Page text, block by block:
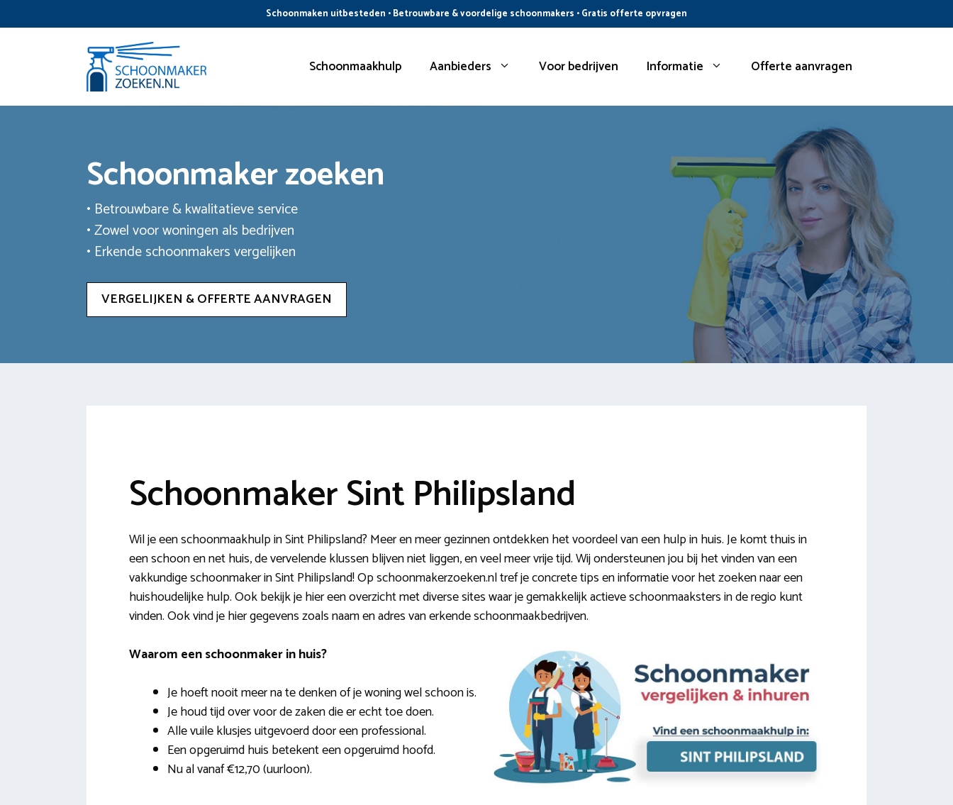
naar
Schoonmaken uitbesteden • Betrouwbare & voordelige schoonmakers • Gratis offerte opvragen
Schoonmaakhulp Aanbieders Voor bedrijven Informatie Offerte aanvragen
Schoonmaker zoeken
• Betrouwbare & kwalitatieve service
• Zowel voor woningen als bedrijven
• Erkende schoonmakers vergelijken
VERGELIJKEN & OFFERTE AANVRAGEN
Schoonmaker Sint Philipsland
Wil je een schoonmaakhulp in Sint Philipsland? Meer en meer gezinnen ontdekken het voordeel van een hulp in huis. Je komt thuis in
een schoon en net huis, de vervelende klussen blijven niet liggen, en veel meer vrije tijd. Wij ondersteunen jou bij het vinden van een
vakkundige schoonmaker in Sint Philipsland! Op schoonmakerzoeken.nl tref je concrete tips en informatie voor het zoeken naar een
huishoudelijke hulp. Ook bekijk je hier een overzicht met diverse sites waar je gemakkelijk actieve schoonmaaksters in de regio kunt
vinden. Ook vind je hier gegevens zoals naam en adres van erkende schoonmaakbedrijven.
Waarom een schoonmaker in huis?
Je hoeft nooit meer na te denken of je woning wel schoon is.
Je houd tijd over voor de zaken die er echt toe doen.
Alle vuile klusjes uitgevoerd door een professional.
Een opgeruimd huis betekent een opgeruimd hoofd.
Nu al vanaf €12,70 (uurloon).